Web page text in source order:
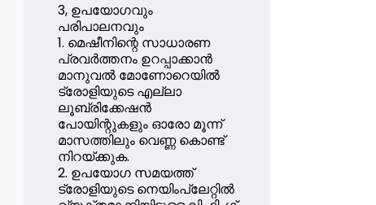
3, ഉപയോഗവും
പരിപാലനവും
1. മെഷീനിന്റെ സാധാരണ
പ്രവർത്തനം ഉറപ്പാക്കാൻ
മാനുവൽ മോണോറെയിൽ
ട്രോളിയുടെ എല്ലാ
ലൂബ്രിക്കേഷൻ
പോയിന്റുകളും ഓരോ മൂന്ന്
മാസത്തിലും വെണ്ണ കൊണ്ട്
നിറയ്ക്കുക.
2. ഉപയോഗ സമയത്ത്
ട്രോളിയുടെ നെയിംപ്ലേറ്റിൽ